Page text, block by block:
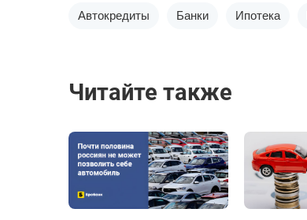
Автокредиты Банки Ипотека
Читайте также